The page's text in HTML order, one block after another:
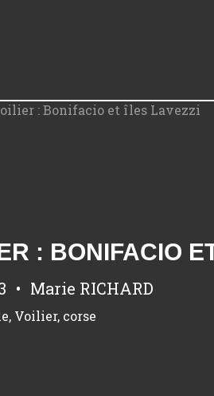
: BONIFACIO
Marie RICHARD
, Voilier, corse